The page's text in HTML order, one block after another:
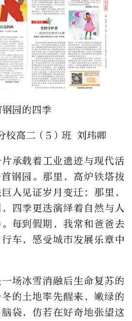
钢园的四季
校高二（5）班 刘玮卿
承载着工业遗迹与现代活
钢园。那里，高炉铁塔拔
人见证岁月变迁；那里，
四季更迭演绎着自然与人
每到假期，我常和爸爸去
车，感受城市发展乐章中
场冰雪消融后生命复苏的
的土地率先醒来，嫩绿的
袋，仿若在好奇地张望这